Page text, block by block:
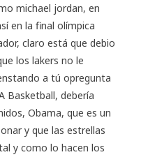
michael jordan, en
en la final olímpica
claro está que debio
los lakers no le
a tú opregunta
Basketball, debería
Obama, que es un
y que las estrellas
y como lo hacen los